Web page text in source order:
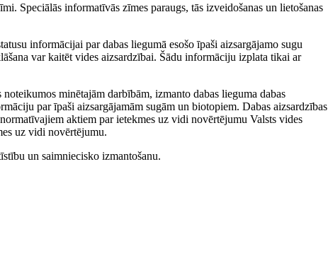
Speciālās informatīvās zīmes paraugs, tās izveidošanas un lietošanas
informācijai par dabas liegumā esošo īpaši aizsargājamo sugu
var kaitēt vides aizsardzībai. Šādu informāciju izplata tikai ar
minētajām darbībām, izmanto dabas lieguma dabas
par īpaši aizsargājamām sugām un biotopiem. Dabas aizsardzības
aktiem par ietekmes uz vidi novērtējumu Valsts vides
uz vidi novērtējumu.
un saimniecisko izmantošanu.